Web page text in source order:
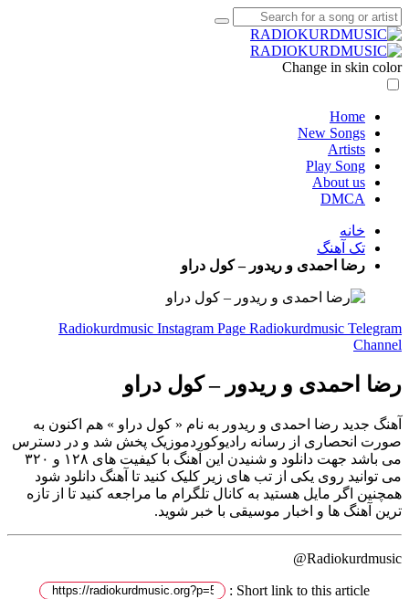
Change in skin color
Home
New Songs
Artists
Play Song
About us
DMCA
خانه
تک آهنگ
رضا احمدی و ریدور – کول دراو
Radiokurdmusic Instagram Page Radiokurdmusic Telegram
Channel
رضا احمدی و ریدور – کول دراو
آهنگ جدید رضا احمدی و ریدور به نام « کول دراو » هم اکنون به
صورت انحصاری از رسانه رادیوکوردموزیک پخش شد و در دسترس
می باشد جهت دانلود و شنیدن این آهنگ با کیفیت های ۱۲۸ و ۳۲۰
می توانید روی یکی از تب های زیر کلیک کنید تا آهنگ دانلود شود
همچنین اگر مایل هستید به کانال تلگرام ما مراجعه کنید تا از تازه
ترین آهنگ ها و اخبار موسیقی با خبر شوید.
Radiokurdmusic@
Short link to this article :